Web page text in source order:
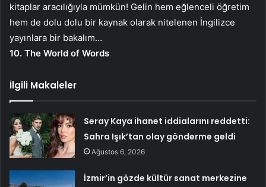
kitaplar aracılığıyla mümkün! Gelin hem eğlenceli öğretim
hem de dolu dolu bir kaynak olarak nitelenen İngilizce
yayınlara bir bakalım…
10. The World of Words
İlgili Makaleler
Seray Kaya ihanet iddialarını reddetti:
Sahra Işık’tan olay gönderme geldi
Ağustos 6, 2026
İzmir’in gözde kültür sanat merkezine